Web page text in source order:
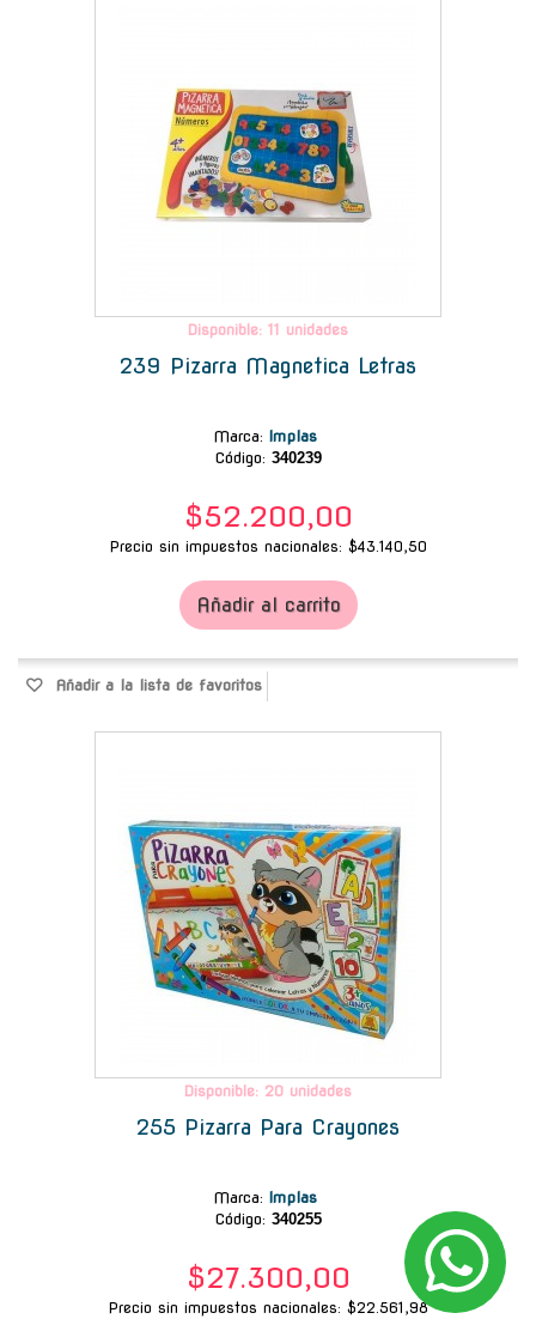
Disponible: 11 unidades
239 Pizarra Magnetica Letras
Marca: Implas
Código: 340239
$52.200,00
Precio sin impuestos nacionales: $43.140,50
Añadir al carrito
Añadir a la lista de favoritos
Disponible: 20 unidades
255 Pizarra Para Crayones
Marca: Implas
Código: 340255
$27.300,00
Precio sin impuestos nacionales: $22.561,98